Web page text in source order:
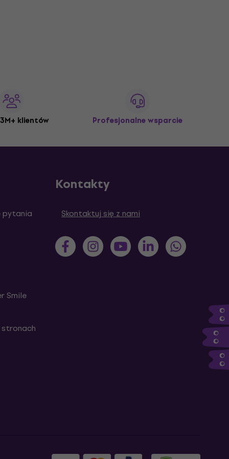
klientów Profesjonalne wsparcie
pytania
Smile
stronach
Kontakty
Skontaktuj się z nami